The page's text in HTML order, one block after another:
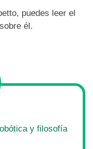
puedes leer el
sobre él.
y filosofía